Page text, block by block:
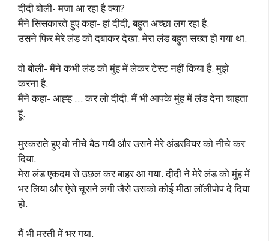
दीदी बोली- मजा आ रहा है क्या?
मैंने सिसकारते हुए कहा- हां दीदी, बहुत अच्छा लग रहा है.
उसने फिर मेरे लंड को दबाकर देखा. मेरा लंड बहुत सख्त हो गया था.
वो बोली- मैंने कभी लंड को मुंह में लेकर टेस्ट नहीं किया है. मुझे
करना है.
मैंने कहा- आह्ह … कर लो दीदी. मैं भी आपके मुंह में लंड देना चाहता
हूं.
मुस्कराते हुए वो नीचे बैठ गयी और उसने मेरे अंडरवियर को नीचे कर
दिया.
मेरा लंड एकदम से उछल कर बाहर आ गया. दीदी ने मेरे लंड को मुंह में
भर लिया और ऐसे चूसने लगी जैसे उसको कोई मीठा लॉलीपोप दे दिया
हो.
मैं भी मस्ती में भर गया.